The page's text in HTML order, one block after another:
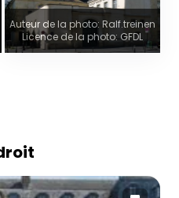
Auteur de la photo: Ralf.treinen
Licence de la photo: GFDL